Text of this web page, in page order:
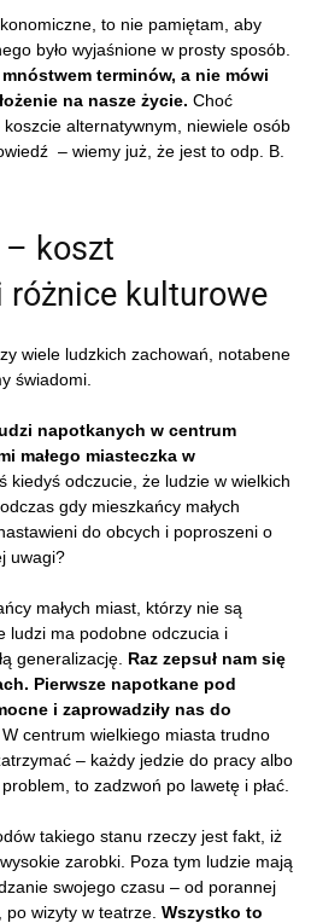
to nie pamiętam, aby
było wyjaśnione w prosty sposób.
terminów, a nie mówi
na nasze życie. Choć
koszcie alternatywnym, niewiele osób
– wiemy już, że jest to odp. B.
– koszt
różnice kulturowe
wiele ludzkich zachowań, notabene
świadomi.
napotkanych w centrum
małego miasteczka w
kiedyś odczucie, że ludzie w wielkich
gdy mieszkańcy małych
do obcych i poproszeni o
uwagi?
małych miast, którzy nie są
ludzi ma podobne odczucia i
generalizację. Raz zepsuł nam się
Pierwsze napotkane pod
i zaprowadziły nas do
. W centrum wielkiego miasta trudno
– każdy jedzie do pracy albo
to zadzwoń po lawetę i płać.
takiego stanu rzeczy jest fakt, iż
zarobki. Poza tym ludzie mają
swojego czasu – od porannej
po wizyty w teatrze. Wszystko to